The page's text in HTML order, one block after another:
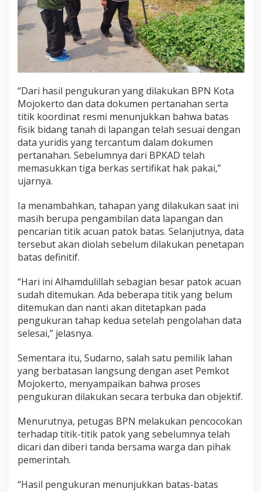
a
n
g
“Dari hasil pengukuran yang dilakukan BPN Kota
Mojokerto dan data dokumen pertanahan serta
titik koordinat resmi menunjukkan bahwa batas
fisik bidang tanah di lapangan telah sesuai dengan
data yuridis yang tercantum dalam dokumen
pertanahan. Sebelumnya dari BPKAD telah
memasukkan tiga berkas sertifikat hak pakai,”
ujarnya.
Ia menambahkan, tahapan yang dilakukan saat ini
masih berupa pengambilan data lapangan dan
pencarian titik acuan patok batas. Selanjutnya, data
tersebut akan diolah sebelum dilakukan penetapan
batas definitif.
“Hari ini Alhamdulillah sebagian besar patok acuan
sudah ditemukan. Ada beberapa titik yang belum
ditemukan dan nanti akan ditetapkan pada
pengukuran tahap kedua setelah pengolahan data
selesai,” jelasnya.
Sementara itu, Sudarno, salah satu pemilik lahan
yang berbatasan langsung dengan aset Pemkot
Mojokerto, menyampaikan bahwa proses
pengukuran dilakukan secara terbuka dan objektif.
Menurutnya, petugas BPN melakukan pencocokan
terhadap titik-titik patok yang sebelumnya telah
dicari dan diberi tanda bersama warga dan pihak
pemerintah.
“Hasil pengukuran menunjukkan batas-batas